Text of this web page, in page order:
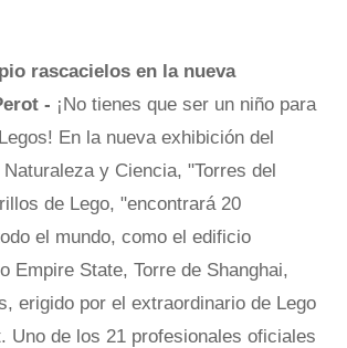
rascacielos en la nueva
- ¡No tienes que ser un niño para
En la nueva exhibición del
y Ciencia, "Torres del
de Lego, "encontrará 20
el mundo, como el edificio
Empire State, Torre de Shanghai,
erigido por el extraordinario de Lego
Uno de los 21 profesionales oficiales